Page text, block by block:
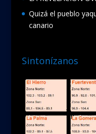
Quizá el pueblo
canario
Sintonízanos